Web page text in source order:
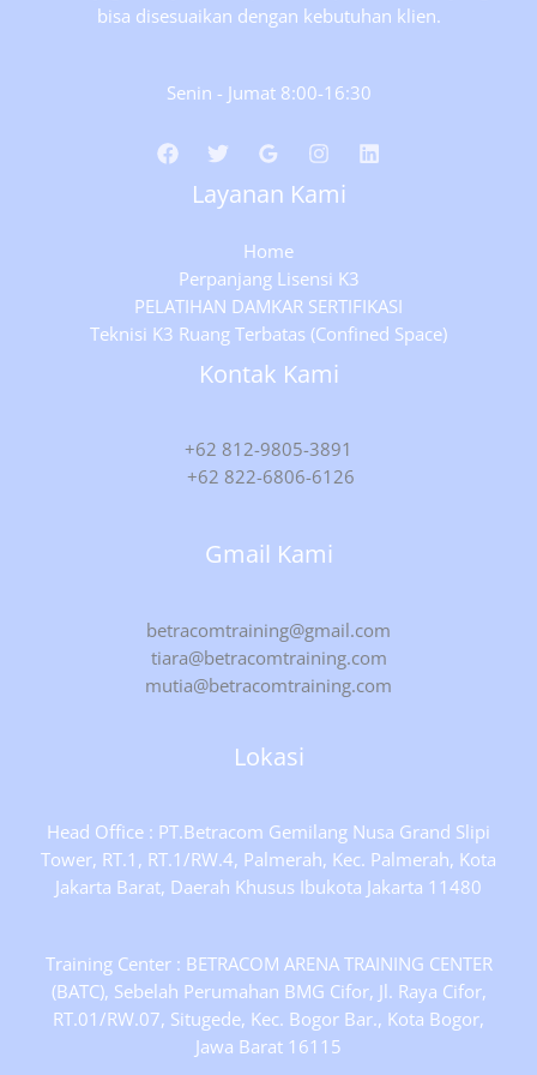
bisa disesuaikan dengan kebutuhan klien.
Senin - Jumat 8:00-16:30
Layanan Kami
Home
Perpanjang Lisensi K3
PELATIHAN DAMKAR SERTIFIKASI
Teknisi K3 Ruang Terbatas (Confined Space)
Kontak Kami
+62 812-9805-3891
+62 822-6806-6126
Gmail Kami
betracomtraining@gmail.com
tiara@betracomtraining.com
mutia@betracomtraining.com
Lokasi
Head Office : PT.Betracom Gemilang Nusa Grand Slipi
Tower, RT.1, RT.1/RW.4, Palmerah, Kec. Palmerah, Kota
Jakarta Barat, Daerah Khusus Ibukota Jakarta 11480
Training Center : BETRACOM ARENA TRAINING CENTER
(BATC), Sebelah Perumahan BMG Cifor, Jl. Raya Cifor,
RT.01/RW.07, Situgede, Kec. Bogor Bar., Kota Bogor,
Jawa Barat 16115